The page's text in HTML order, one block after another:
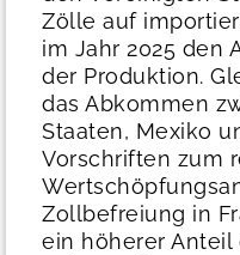
Zölle auf
im Jahr 2025 den
der Produktion.
das Abkommen
Staaten, Mexiko
Vorschriften zum
Zollbefreiung in
ein höherer Anteil